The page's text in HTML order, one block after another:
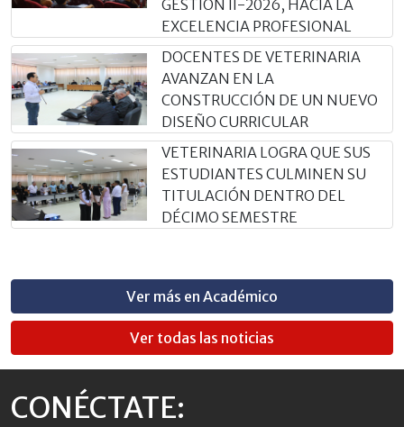
GESTIÓN II-2026, HACIA LA
EXCELENCIA PROFESIONAL
DOCENTES DE VETERINARIA
AVANZAN EN LA
CONSTRUCCIÓN DE UN NUEVO
DISEÑO CURRICULAR
VETERINARIA LOGRA QUE SUS
ESTUDIANTES CULMINEN SU
TITULACIÓN DENTRO DEL
DÉCIMO SEMESTRE
Ver más en Académico
Ver todas las noticias
CONÉCTATE: